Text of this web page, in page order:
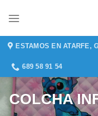
ESTAMOS EN ATARFE,
689 58 91 54
COLCHA